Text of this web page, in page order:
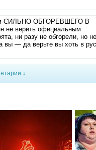
СИЛЬНО ОБГОРЕВШЕГО В
верить официальным
ни разу не обгорели, но не
— да верьте вы хоть в
↓